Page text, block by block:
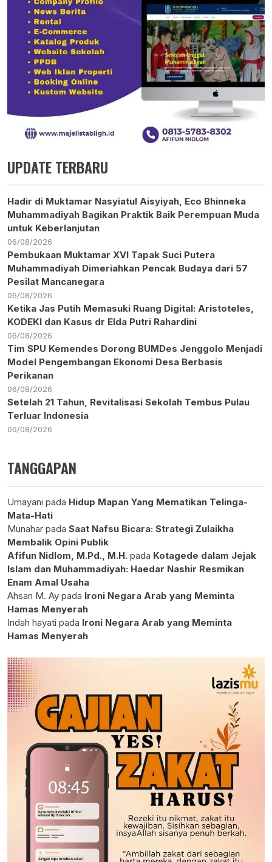
UPDATE TERBARU
Hadir di Muktamar Nasyiatul Aisyiyah, Eco Bhinneka
Muhammadiyah Bagikan Praktik Baik Perempuan Muda
untuk Keberlanjutan
06/08/2026
Pembukaan Muktamar XVI Tapak Suci Putera
Muhammadiyah Dimeriahkan Pencak Budaya dari 57
Pesilat Mancanegara
06/08/2026
Ketika Jas Putih Memasuki Ruang Digital: Aristoteles,
KODEKI dan Kasus dr Elda Putri Rahardini
06/08/2026
Tim SPU Kemendes Dorong BUMDes Jenggolo Menjadi
Model Pengembangan Ekonomi Desa Berbasis
Perikanan
06/08/2026
Setelah 21 Tahun, Revitalisasi Sekolah Tembus Pulau
Terluar Indonesia
06/08/2026
TANGGAPAN
Umayani pada Hidup Mapan Yang Mematikan Telinga-
Mata-Hati
Munahar pada Saat Nafsu Bicara: Strategi Zulaikha
Membalik Opini Publik
Afifun Nidlom, M.Pd., M.H. pada Kotagede dalam Jejak
Islam dan Muhammadiyah: Haedar Nashir Resmikan
Enam Amal Usaha
Ahsan M. Ay pada Ironi Negara Arab yang Meminta
Hamas Menyerah
Indah hayati pada Ironi Negara Arab yang Meminta
Hamas Menyerah